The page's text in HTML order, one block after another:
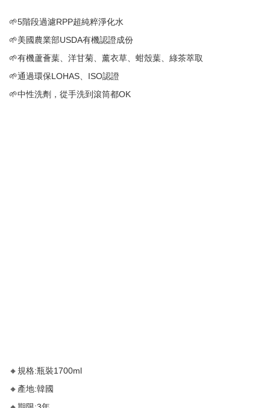
🌱5階段過濾RPP超純粹淨化水
🌱美國農業部USDA有機認證成份
🌱有機蘆薈葉、洋甘菊、薰衣草、蚶殼葉、綠茶萃取
🌱通過環保LOHAS、ISO認證
🌱中性洗劑，從手洗到滾筒都OK
🔸規格:瓶裝1700ml
🔸產地:韓國